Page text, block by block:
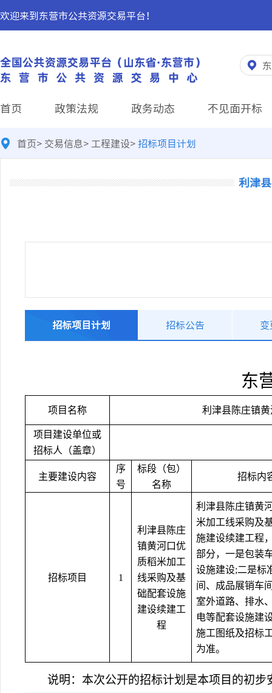
欢迎来到东营市公共资源交易平台！
首页 政策法规 政务动态 不见面开标
首页> 交易信息> 工程建设>招标项目计划
利津
招标项目计划 招标公告
东
项目名称 利津县陈庄镇
项目建设单位或
招标人（盖章）
主要建设内容
序
号
标段（包）
名称
招标内
招标项目 1
利津县陈庄
镇黄河口优
质稻米加工
线采购及基
础配套设施
建设续建工
程
利津县陈庄镇黄
米加工线采购及
施建设续建工程
部分，一是包装
设施建设;二是标
间、成品展销车
室外道路、排水
电等配套设施建
施工图纸及招标
为准。
说明：本次公开的招标计划是本项目的初